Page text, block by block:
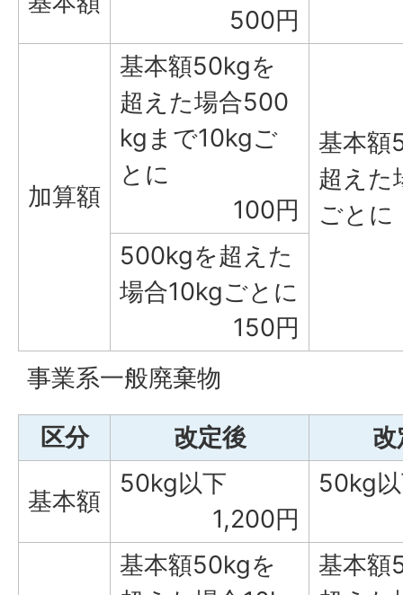
500円
加算額
基本額50kgを
超えた場合500
kgまで10kgご
とに
100円
基本額
超えた
ごとに
500kgを超えた
場合10kgごとに
150円
事業系一般廃棄物
区分
改定後 改
基本額
50kg以下
1,200円
50kg
基本額50kgを
基本額